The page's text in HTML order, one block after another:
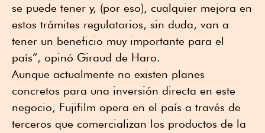
se puede tener y, (por eso), cualquier mejora en
estos trámites regulatorios, sin duda, van a
tener un beneficio muy importante para el
país”, opinó Giraud de Haro.
Aunque actualmente no existen planes
concretos para una inversión directa en este
negocio, Fujifilm opera en el país a través de
terceros que comercializan los productos de la